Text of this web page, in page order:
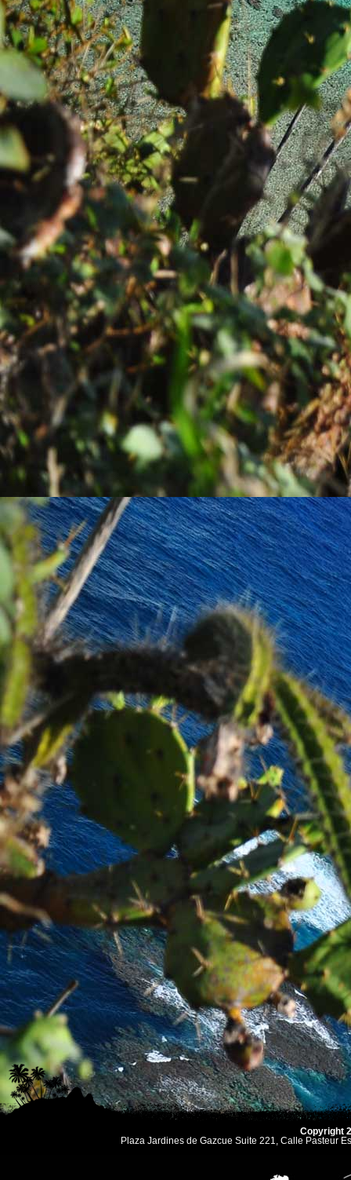
Copyright
Plaza Jardines de Gazcue Suite 221, Calle Pasteur